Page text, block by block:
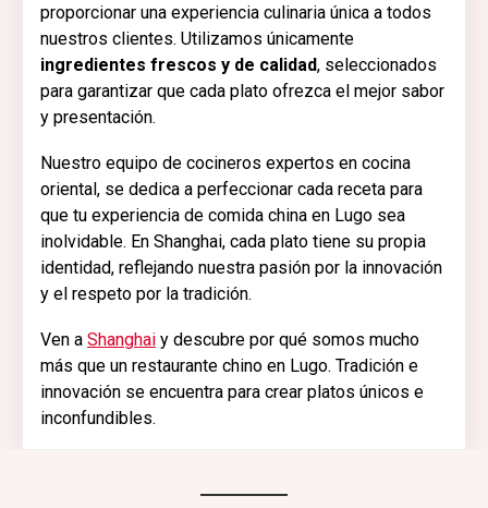
proporcionar una experiencia culinaria única a todos
nuestros clientes. Utilizamos únicamente
ingredientes frescos y de calidad, seleccionados
para garantizar que cada plato ofrezca el mejor sabor
y presentación.
Nuestro equipo de cocineros expertos en cocina
oriental, se dedica a perfeccionar cada receta para
que tu experiencia de comida china en Lugo sea
inolvidable. En Shanghai, cada plato tiene su propia
identidad, reflejando nuestra pasión por la innovación
y el respeto por la tradición.
Ven a Shanghai y descubre por qué somos mucho
más que un restaurante chino en Lugo. Tradición e
innovación se encuentra para crear platos únicos e
inconfundibles.